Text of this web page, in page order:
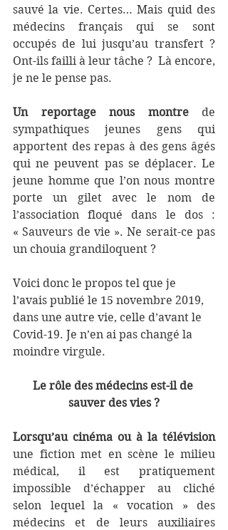
sauvé la vie. Certes… Mais quid des
médecins français qui se sont
occupés de lui jusqu’au transfert ?
Ont-ils failli à leur tâche ?  Là encore,
je ne le pense pas.
Un reportage nous montre de
sympathiques jeunes gens qui
apportent des repas à des gens âgés
qui ne peuvent pas se déplacer. Le
jeune homme que l’on nous montre
porte un gilet avec le nom de
l’association floqué dans le dos :
« Sauveurs de vie ». Ne serait-ce pas
un chouia grandiloquent ?
Voici donc le propos tel que je
l’avais publié le 15 novembre 2019,
dans une autre vie, celle d’avant le
Covid-19. Je n’en ai pas changé la
moindre virgule.
Le rôle des médecins est-il de
sauver des vies ?
Lorsqu’au cinéma ou à la télévision
une fiction met en scène le milieu
médical, il est pratiquement
impossible d’échapper au cliché
selon lequel la « vocation » des
médecins et de leurs auxiliaires